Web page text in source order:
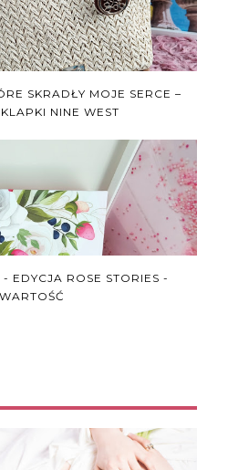
SKRADŁY MOJE SERCE –
NINE WEST
EDYCJA ROSE STORIES -